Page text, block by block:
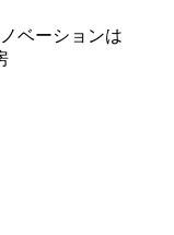
ベーションは